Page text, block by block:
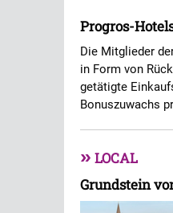
Progros-
Die Mitglieder
in Form von
getätigte
Bonuszuwachs
» LOCAL
Grundstein